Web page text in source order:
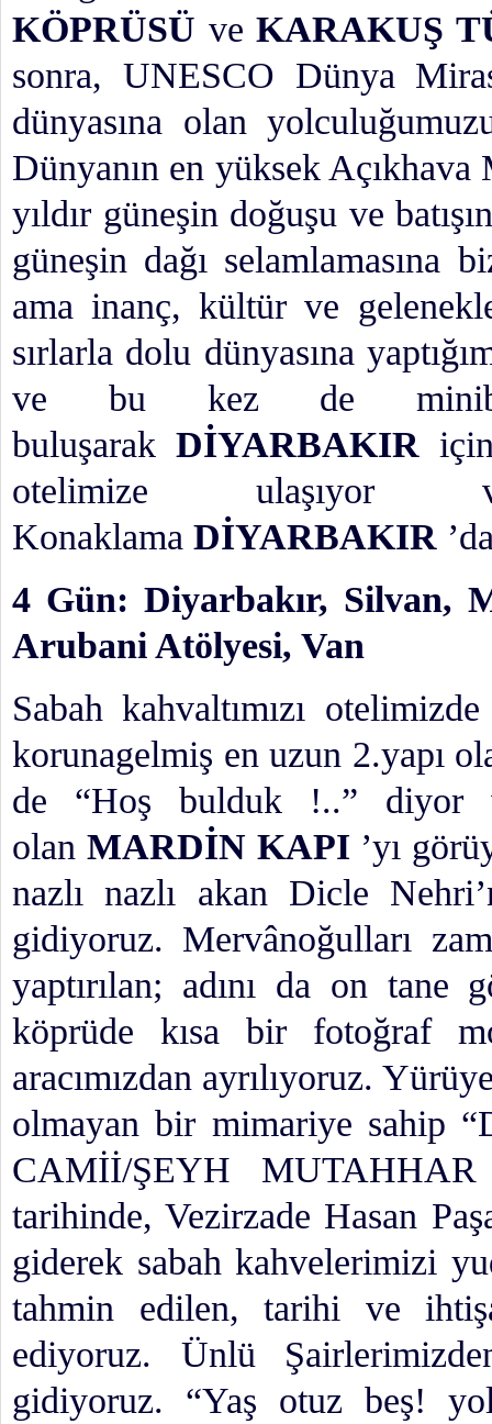
KÖPRÜSÜ ve KARAKUŞ
sonra, UNESCO Dünya
dünyasına olan
Dünyanın en yüksek
yıldır güneşin doğuşu ve
güneşin dağı selamlamasına
ama inanç, kültür ve
sırlarla dolu dünyasına
ve bu kez de
buluşarak DİYARBAKIRiçin
otelimize ulaşıyor
Konaklama DİYARBAKIR
4 Gün: Diyarbakır, Silvan,
Arubani Atölyesi, Van
Sabah kahvaltımızı
korunagelmiş en uzun 2.yapı
de “Hoş bulduk !..” diyor
olan MARDİN KAPI ’yı
nazlı nazlı akan Dicle
gidiyoruz. Mervânoğulları
yaptırılan; adını da on
köprüde kısa bir fotoğraf
aracımızdan ayrılıyoruz.
olmayan bir mimariye sahip
CAMİİ/ŞEYH
tarihinde, Vezirzade Hasan
giderek sabah kahvelerimizi
tahmin edilen, tarihi ve
ediyoruz. Ünlü
gidiyoruz. “Yaş otuz beş!